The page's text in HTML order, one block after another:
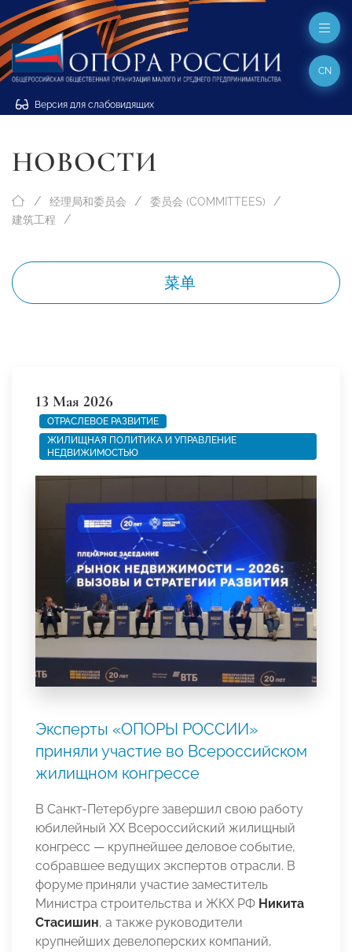
Версия для слабовидящих
CN
НОВОСТИ
经理局和委员会
委员会 (COMMITTEES)
建筑工程
菜单
13 Мая 2026
ОТРАСЛЕВОЕ РАЗВИТИЕ
ЖИЛИЩНАЯ ПОЛИТИКА И УПРАВЛЕНИЕ
НЕДВИЖИМОСТЬЮ
Эксперты «ОПОРЫ РОССИИ»
приняли участие во Всероссийском
жилищном конгрессе
В Санкт-Петербурге завершил свою работу
юбилейный XX Всероссийский жилищный
конгресс — крупнейшее деловое событие,
собравшее ведущих экспертов отрасли. В
форуме приняли участие заместитель
Министра строительства и ЖКХ РФ Никита
Стасишин, а также руководители
крупнейших девелоперских компаний,